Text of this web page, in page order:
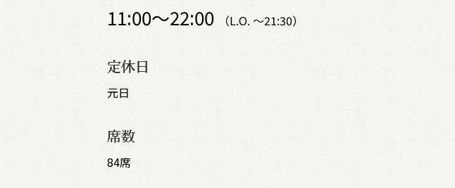
11:00～22:00 （L.O. ～21:30）
定休日
元日
席数
84席